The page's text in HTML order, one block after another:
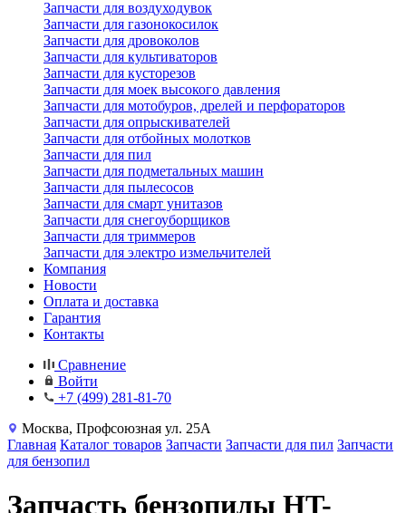
Запчасти для воздуходувок
Запчасти для газонокосилок
Запчасти для дровоколов
Запчасти для культиваторов
Запчасти для кусторезов
Запчасти для моек высокого давления
Запчасти для мотобуров, дрелей и перфораторов
Запчасти для опрыскивателей
Запчасти для отбойных молотков
Запчасти для пил
Запчасти для подметальных машин
Запчасти для пылесосов
Запчасти для смарт унитазов
Запчасти для снегоуборщиков
Запчасти для триммеров
Запчасти для электро измельчителей
Компания
Новости
Оплата и доставка
Гарантия
Контакты
Сравнение
Войти
+7 (499) 281-81-70
Москва, Профсоюзная ул. 25А
Главная Каталог товаров Запчасти Запчасти для пил Запчасти
для бензопил
Запчасть бензопилы HT-